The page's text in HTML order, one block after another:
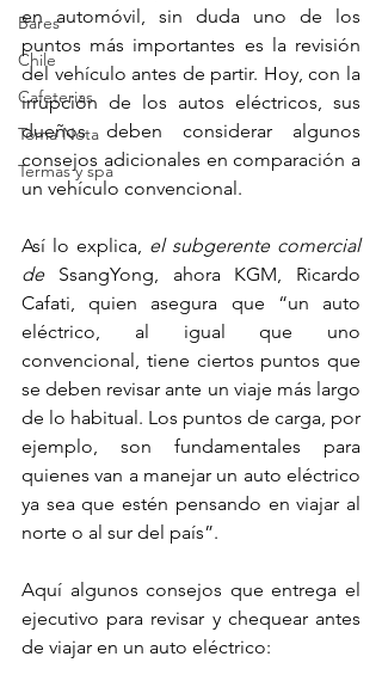
Bares
Chile
Cafeterias
Toma Nota
Termas y spa
en automóvil, sin duda uno de los
puntos más importantes es la revisión
del vehículo antes de partir. Hoy, con la
irrupción de los autos eléctricos, sus
dueños deben considerar algunos
consejos adicionales en comparación a
un vehículo convencional.
Así lo explica, el subgerente comercial
de SsangYong, ahora KGM, Ricardo
Cafati, quien asegura que “un auto
eléctrico, al igual que uno
convencional, tiene ciertos puntos que
se deben revisar ante un viaje más largo
de lo habitual. Los puntos de carga, por
ejemplo, son fundamentales para
quienes van a manejar un auto eléctrico
ya sea que estén pensando en viajar al
norte o al sur del país”.
Aquí algunos consejos que entrega el
ejecutivo para revisar y chequear antes
de viajar en un auto eléctrico: